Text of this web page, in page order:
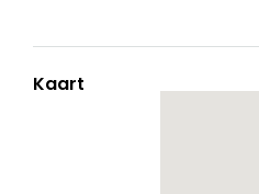
Kaart